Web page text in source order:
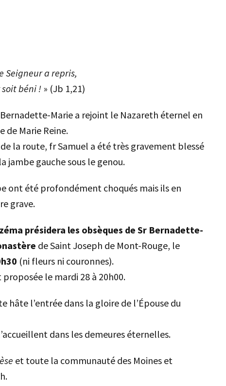
Seigneur a repris,
soit béni !» (Jb 1,21)
Marie a rejoint le Nazareth éternel en
de Marie Reine.
la route, fr Samuel a été très gravement blessé
jambe gauche sous le genou.
ont été profondément choqués mais ils en
grave.
présidera les obsèques de Sr Bernadette-
de Saint Joseph de Mont-Rouge, le
(ni fleurs ni couronnes).
le mardi 28 à 20h00.
hâte l’entrée dans la gloire de l’Épouse du
dans les demeures éternelles.
et toute la communauté des Moines et